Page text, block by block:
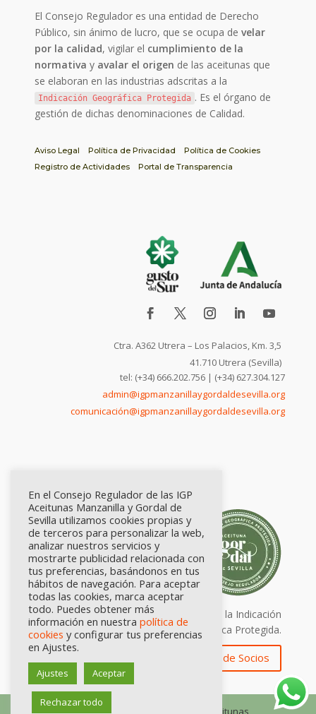
El Consejo Regulador es una entidad de Derecho
Público, sin ánimo de lucro, que se ocupa develar
por la calidad, vigilar el cumplimiento de la
normativa y avalar el origen de las aceitunas que
se elaboran en las industrias adscritas a la
Indicación Geográfica Protegida . Es el órgano de
gestión de dichas denominaciones de Calidad.
Aviso Legal Política de Privacidad
Política de Cookies
Registro de Actividades
Portal de Transparencia
Ctra. A362 Utrera – Los Palacios, Km. 3,5
41.710 Utrera (Sevilla)
tel: (+34) 666.202.756 | (+34) 627.304.127
admin@igpmanzanillaygordaldesevilla.org
comunicación@igpmanzanillaygordaldesevilla.org
Calidad certificada por Origen. Sellos de la Indicación
Geográfica Protegida.
Zona de Socios
© Consejo Regulador de las IGP Aceitunas
En el Consejo Regulador de las IGP
Aceitunas Manzanilla y Gordal de
Sevilla utilizamos cookies propias y
de terceros para personalizar la web,
analizar nuestros servicios y
mostrarte publicidad relacionada con
tus preferencias, basándonos en tus
hábitos de navegación. Para aceptar
todas las cookies, marca aceptar
todo. Puedes obtener más
información en nuestra política de
cookies y configurar tus preferencias
en Ajustes.
Ajustes Aceptar
Rechazar todo